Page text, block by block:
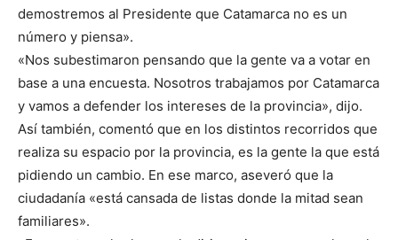
demostremos al Presidente que Catamarca no es un
número y piensa».
«Nos subestimaron pensando que la gente va a votar en
base a una encuesta. Nosotros trabajamos por Catamarca
y vamos a defender los intereses de la provincia», dijo.
Así también, comentó que en los distintos recorridos que
realiza su espacio por la provincia, es la gente la que está
pidiendo un cambio. En ese marco, aseveró que la
ciudadanía «está cansada de listas donde la mitad sean
familiares».